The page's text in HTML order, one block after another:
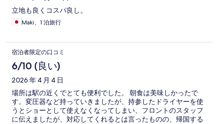
立地も良くコスパ良し。
Maki、1 泊旅行
宿泊者限定の口コミ
6/10 (良い)
2026 年 4 月 4 日
場所は駅の近くでとても便利でした。 朝食は美味しかったで
す。変圧器など持っていきましたが、持参したドライヤーを使
うとショーとして使えなくなってしまい、フロントのスタッフ
に伝えましたが、対応してくれるとは言ったものの、帰国する